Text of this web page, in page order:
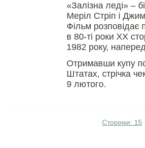
«Залізна леді» –
Меріл Стріп і
Фільм розповідає
в 80-ті роки ХХ
1982 року,
Отримавши купу
Штатах, стрічка
9 лютого.
Сторінки: 15